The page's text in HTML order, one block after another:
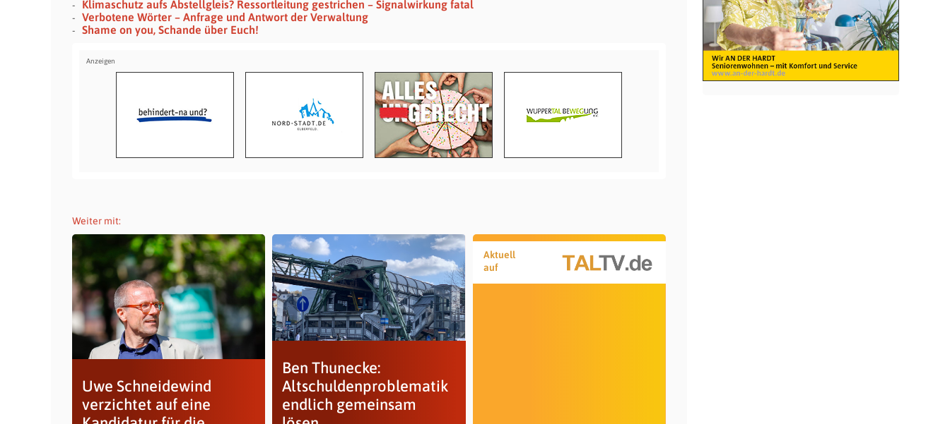
Klimaschutz aufs Abstellgleis? Ressortleitung gestrichen – Signalwirkung fatal
Verbotene Wörter – Anfrage und Antwort der Verwaltung
Shame on you, Schande über Euch!
Weiter mit:
Uwe Schneidewind
verzichtet auf eine
Ben Thunecke:
Altschuldenproblematik
endlich gemeinsam
Aktuell
auf